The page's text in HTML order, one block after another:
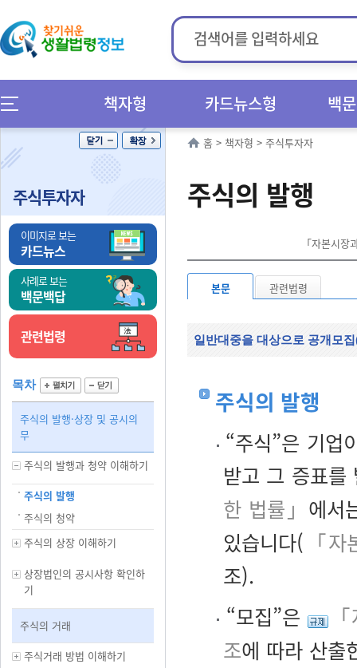
책자형 카드뉴스형 백
주식투자자
이미지로 보는
카드뉴스
사례로 보는
백문백답
관련법령
목차
주식의 발행·상장 및 공시의
무
주식의 발행과 청약 이해하기
주식의 발행
주식의 청약
주식의 상장 이해하기
상장법인의 공시사항 확인하
기
주식의 거래
주식거래 방법 이해하기
홈 > 책자형 > 주식투자자
주식의 발행
「자본시
본문 관련법령
일반대중을 대상으로 공개모
주식의 발행
“주식”은 기업
받고 그 증표
한 법률」 에서
있습니다( 「
조).
“모집”은
「
조에 따라 산출